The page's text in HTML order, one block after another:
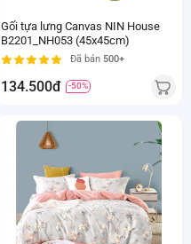
Gối tựa lưng Canvas NIN House
B2201_NH053 (45x45cm)
Đã bán 500+
134.500đ -50%